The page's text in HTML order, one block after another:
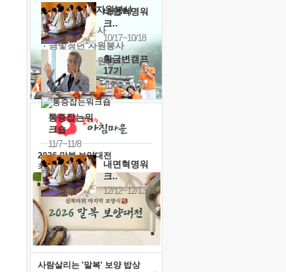
내면혁명워
크..
10/17~10/18
황금변캠프
17기
10/30~10/31
통증잡는워
크숍
11/7~11/8
내면혁명워
크..
12/12~12/13
'옹달샘의 꽃'자원봉사
· 청년 자원봉사
· 금빛청년 자원봉사
· 음식연구 자원봉사
2026 말복 보양대전
최대74%할인
사람살리는 '말복' 보양 밥상